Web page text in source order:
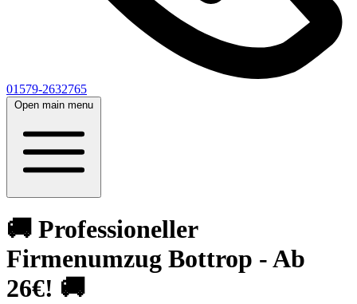
01579-2632765
Open main menu
🚚 Professioneller
Firmenumzug Bottrop - Ab
26€! 🚚